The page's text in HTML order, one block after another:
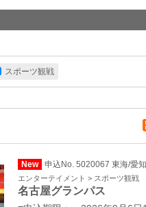
スポーツ観戦
New 申込No. 5020067 東海/愛
エンターテイメント > スポーツ観戦
名古屋グランパス